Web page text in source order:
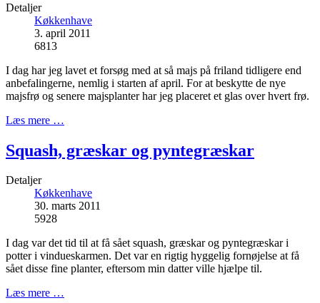
Detaljer
Køkkenhave
3. april 2011
6813
I dag har jeg lavet et forsøg med at så majs på friland tidligere end
anbefalingerne, nemlig i starten af april. For at beskytte de nye
majsfrø og senere majsplanter har jeg placeret et glas over hvert frø.
Læs mere …
Squash, græskar og pyntegræskar
Detaljer
Køkkenhave
30. marts 2011
5928
I dag var det tid til at få sået squash, græskar og pyntegræskar i
potter i vindueskarmen. Det var en rigtig hyggelig fornøjelse at få
sået disse fine planter, eftersom min datter ville hjælpe til.
Læs mere …